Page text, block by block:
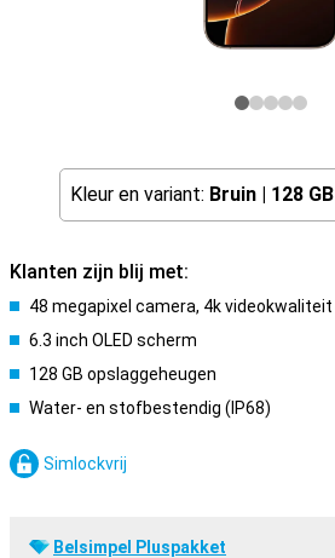
Kleur en variant: Bruin | 128 GB
Klanten zijn blij met:
48 megapixel camera, 4k videokwaliteit
6.3 inch OLED scherm
128 GB opslaggeheugen
Water- en stofbestendig (IP68)
Simlockvrij
Belsimpel Pluspakket